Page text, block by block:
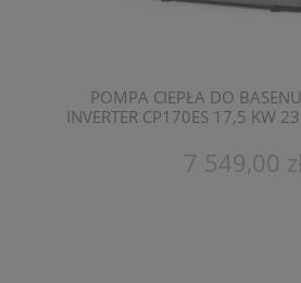
POMPA CIEPŁA DO
INVERTER CP170ES 17,5 KW
7 549,00 zł